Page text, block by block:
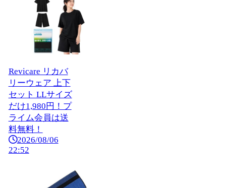
Revicare リカバ
リーウェア 上下
セット LLサイズ
だけ1,980円！プ
ライム会員は送
料無料！
2026/08/06
22:52